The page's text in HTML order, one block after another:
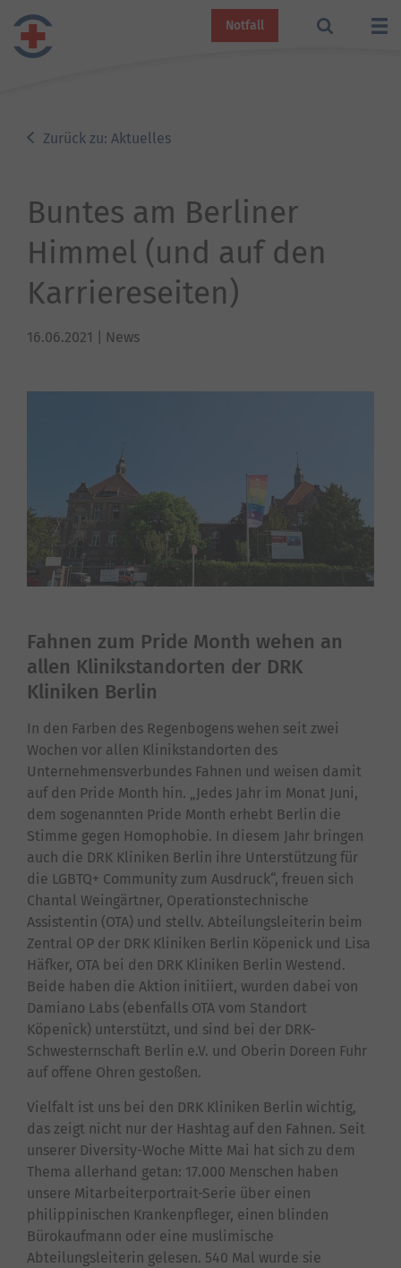
Notfall
Zurück zu: Aktuelles
Buntes am Berliner
Himmel (und auf den
Karriereseiten)
16.06.2021 | News
Fahnen zum Pride Month wehen an
allen Klinikstandorten der DRK
Kliniken Berlin
In den Farben des Regenbogens wehen seit zwei
Wochen vor allen Klinikstandorten des
Unternehmensverbundes Fahnen und weisen damit
auf den Pride Month hin. „Jedes Jahr im Monat Juni,
dem sogenannten Pride Month erhebt Berlin die
Stimme gegen Homophobie. In diesem Jahr bringen
auch die DRK Kliniken Berlin ihre Unterstützung für
die LGBTQ+ Community zum Ausdruck“, freuen sich
Chantal Weingärtner, Operationstechnische
Assistentin (OTA) und stellv. Abteilungsleiterin beim
Zentral OP der DRK Kliniken Berlin Köpenick und Lisa
Häfker, OTA bei den DRK Kliniken Berlin Westend.
Beide haben die Aktion initiiert, wurden dabei von
Damiano Labs (ebenfalls OTA vom Standort
Köpenick) unterstützt, und sind bei der DRK-
Schwesternschaft Berlin e.V. und Oberin Doreen Fuhr
auf offene Ohren gestoßen.
Vielfalt ist uns bei den DRK Kliniken Berlin wichtig,
das zeigt nicht nur der Hashtag auf den Fahnen. Seit
unserer Diversity-Woche Mitte Mai hat sich zu dem
Thema allerhand getan: 17.000 Menschen haben
unsere Mitarbeiterportrait-Serie über einen
philippinischen Krankenpfleger, einen blinden
Bürokaufmann oder eine muslimische
Abteilungsleiterin gelesen. 540 Mal wurde sie